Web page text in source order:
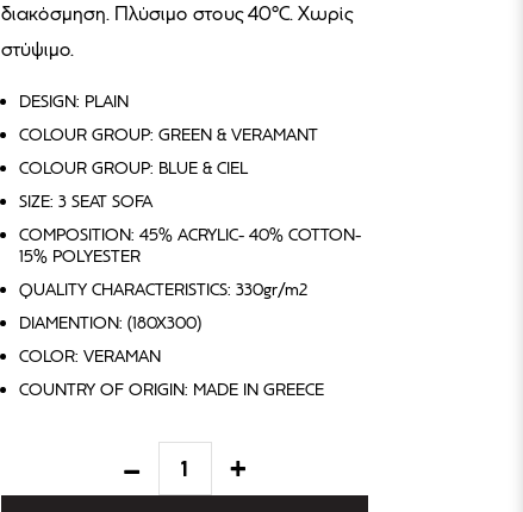
διακόσμηση. Πλύσιμο στους 40°C. Χωρίς
στύψιμο.
DESIGN: PLAIN
COLOUR GROUP: GREEN & VERAMANT
COLOUR GROUP: BLUE & CIEL
SIZE: 3 SEAT SOFA
COMPOSITION: 45% ACRYLIC- 40% COTTON-
15% POLYESTER
QUALITY CHARACTERISTICS: 330gr/m2
DIAMENTION: (180X300)
COLOR: VERAMAN
COUNTRY OF ORIGIN: MADE IN GREECE